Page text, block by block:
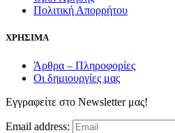
Πολιτική Απορρήτου
ΧΡΗΣΙΜΑ
Άρθρα – Πληροφορίες
Οι δημιουργίες μας
Εγγραφείτε στο Newsletter μας!
Email address: